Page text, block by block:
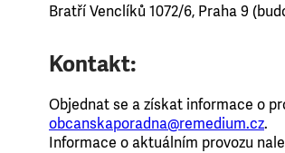
Bratří Venclíků 1072/6, Praha 9
Kontakt:
Objednat se a získat informace o
obcanskaporadna@remedium.cz.
Informace o aktuálním provozu